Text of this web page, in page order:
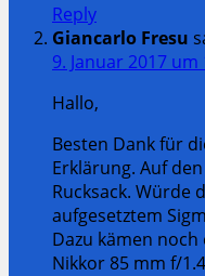
Reply
Giancarlo Fresu
9. Januar 2017 um
Hallo,
Besten Dank für
Erklärung. Auf
Rucksack. Würde
aufgesetztem
Dazu kämen
Nikkor 85 mm f/